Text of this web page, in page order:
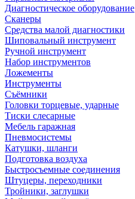
Диагностическое оборудование
Сканеры
Средства малой диагностики
Шиповальный инструмент
Ручной инструмент
Набор инструментов
Ложементы
Инструменты
Съёмники
Головки торцевые, ударные
Тиски слесарные
Мебель гаражная
Пневмосистемы
Катушки, шланги
Подготовка воздуха
Быстросъемные соединения
Штуцеры, переходники
Тройники, заглушки